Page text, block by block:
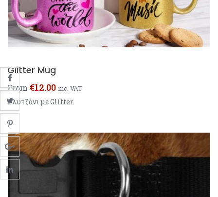
Glitter Mug
From €12.00 inc. VAT
Φλυτζάνι με Glitter